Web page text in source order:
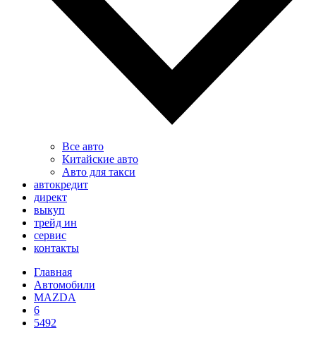
Все авто
Китайские авто
Авто для такси
автокредит
директ
выкуп
трейд ин
сервис
контакты
Главная
Автомобили
MAZDA
6
5492